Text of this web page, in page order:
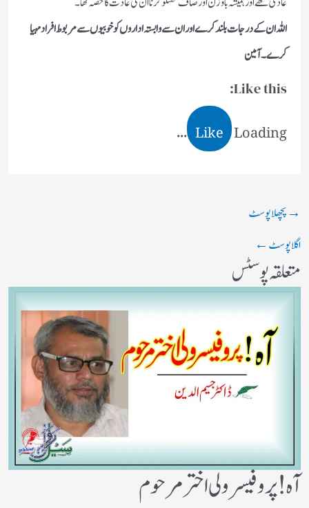
اللہ ان کے درجات بلند کرے اور ان سے وابستہ اداروں کو خوبیوں سے مربوط افراد مہیا
کرے۔آمین
Like this:
Like Loading...
→پچھلا پوسٹ
اگلا پوسٹ←
متعلقہ پوسٹس
آه ! پروفیسر ولی اختر مرحوم